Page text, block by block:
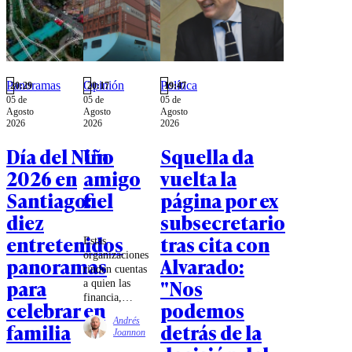
desafueros
en curso
contra tres
senadores
— no tiene
resultado
asegurado.
Panoramas
20:29
05 de
Agosto
2026
Día del Niño
2026 en
Santiago:
diez
entretenidos
panoramas
para
celebrar en
familia
Opinión
20:17
05 de
Agosto
2026
Un
amigo
fiel
Estas
organizaciones
rinden cuentas
a quien las
financia,
como
cualquier otra,
entonces el
Andrés
Joannon
Política
19:47
05 de
Agosto
2026
Squella da
vuelta la
página por ex
subsecretario
tras cita con
Alvarado:
"Nos
podemos
detrás de la